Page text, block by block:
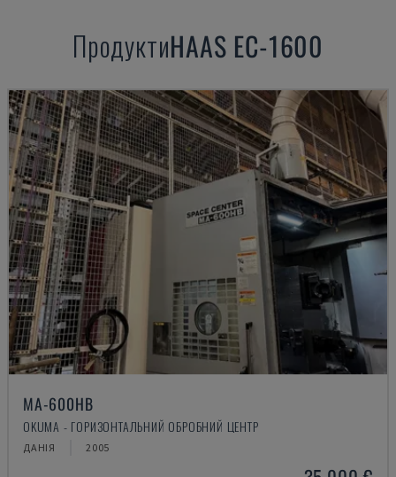
ПродуктиHAAS EC-1600
MA-600HB
OKUMA - ГОРИЗОНТАЛЬНИЙ ОБРОБНИЙ ЦЕНТР
ДАНІЯ 2005